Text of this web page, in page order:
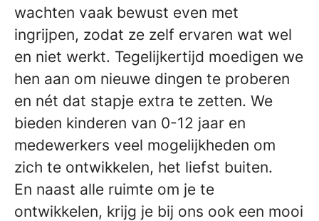
wachten vaak bewust even met
ingrijpen, zodat ze zelf ervaren wat wel
en niet werkt. Tegelijkertijd moedigen we
hen aan om nieuwe dingen te proberen
en nét dat stapje extra te zetten. We
bieden kinderen van 0-12 jaar en
medewerkers veel mogelijkheden om
zich te ontwikkelen, het liefst buiten.
En naast alle ruimte om je te
ontwikkelen, krijg je bij ons ook een mooi